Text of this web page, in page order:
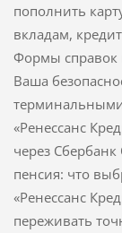
пополнить
вкладам,
Формы справок
Ваша
«Ренессанс
через
пенсия: что
«Ренессанс
переживать